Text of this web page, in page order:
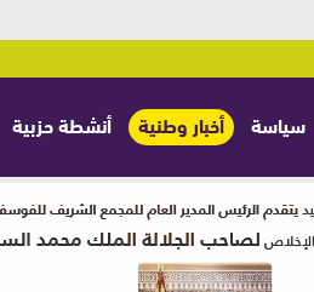
سياسة أخبار وطنية أنشطة حزبية